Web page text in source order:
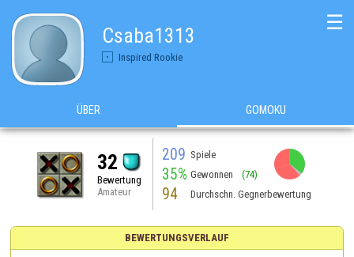
Csaba1313
Inspired Rookie
☰
ÜBER GOMOKU
32
Bewertung
Amateur
209 Spiele
35% Gewonnen (74)
94 Durchschn. Gegnerbewertung
BEWERTUNGSVERLAUF